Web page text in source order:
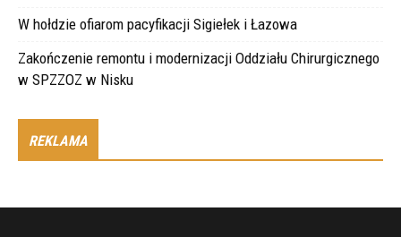
W hołdzie ofiarom pacyfikacji Sigiełek i Łazowa
Zakończenie remontu i modernizacji Oddziału Chirurgicznego
w SPZZOZ w Nisku
REKLAMA